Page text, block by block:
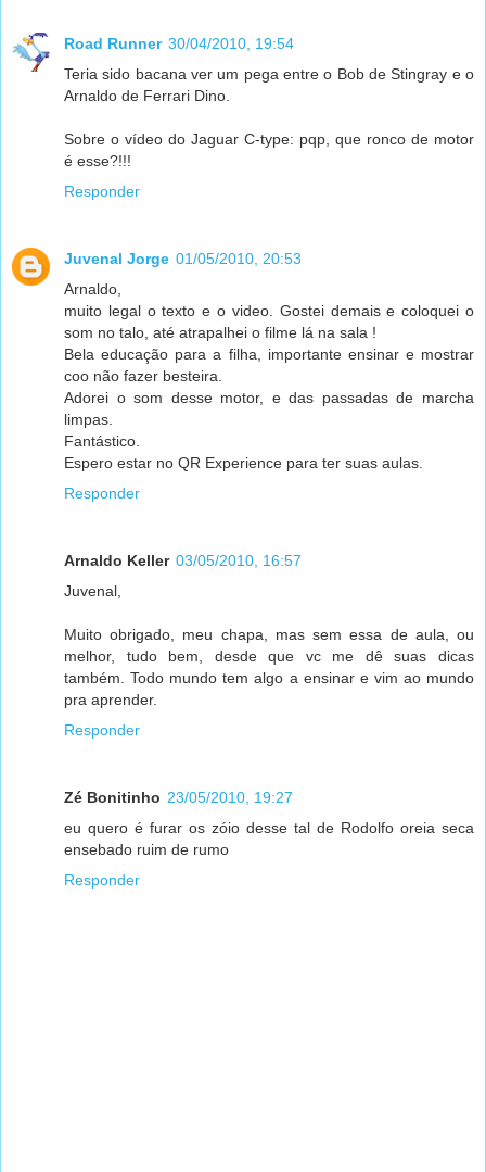
Road Runner 30/04/2010, 19:54
Teria sido bacana ver um pega entre o Bob de Stingray e o
Arnaldo de Ferrari Dino.
Sobre o vídeo do Jaguar C-type: pqp, que ronco de motor
é esse?!!!
Responder
Juvenal Jorge 01/05/2010, 20:53
Arnaldo,
muito legal o texto e o video. Gostei demais e coloquei o
som no talo, até atrapalhei o filme lá na sala !
Bela educação para a filha, importante ensinar e mostrar
coo não fazer besteira.
Adorei o som desse motor, e das passadas de marcha
limpas.
Fantástico.
Espero estar no QR Experience para ter suas aulas.
Responder
Arnaldo Keller 03/05/2010, 16:57
Juvenal,
Muito obrigado, meu chapa, mas sem essa de aula, ou
melhor, tudo bem, desde que vc me dê suas dicas
também. Todo mundo tem algo a ensinar e vim ao mundo
pra aprender.
Responder
Zé Bonitinho 23/05/2010, 19:27
eu quero é furar os zóio desse tal de Rodolfo oreia seca
ensebado ruim de rumo
Responder